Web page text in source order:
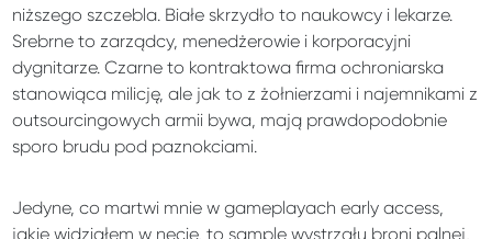
niższego szczebla. Białe skrzydło to naukowcy i lekarze.
Srebrne to zarządcy, menedżerowie i korporacyjni
dygnitarze. Czarne to kontraktowa firma ochroniarska
stanowiąca milicję, ale jak to z żołnierzami i najemnikami z
outsourcingowych armii bywa, mają prawdopodobnie
sporo brudu pod paznokciami.
Jedyne, co martwi mnie w gameplayach early access,
jakie widziałem w necie, to sample wystrzału broni palnej,